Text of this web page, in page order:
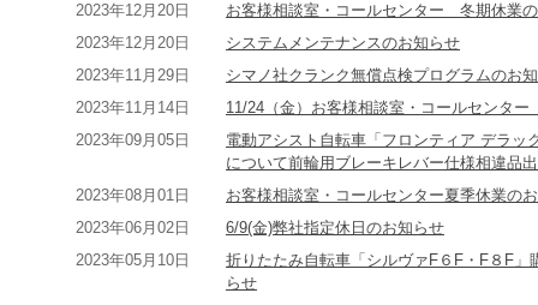
2023年12月20日
お客様相談室・コールセンター 冬期休業
2023年12月20日
システムメンテナンスのお知らせ
2023年11月29日
シマノ社クランク無償点検プログラムのお
2023年11月14日
11/24（金）お客様相談室・コールセンタ
2023年09月05日
電動アシスト自転車「フロンティア デラッ
について前輪用ブレーキレバー仕様相違品
2023年08月01日
お客様相談室・コールセンター夏季休業の
2023年06月02日
6/9(金)弊社指定休日のお知らせ
2023年05月10日
折りたたみ自転車「シルヴァF６F・F８F
らせ